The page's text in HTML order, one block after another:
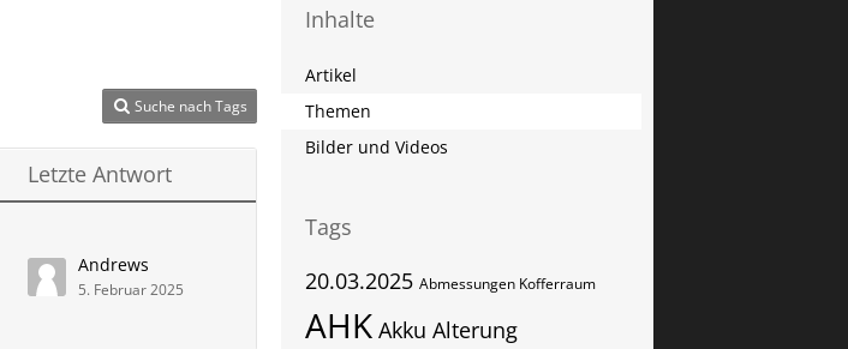
Suche nach Tags
Letzte Antwort
Andrews
5. Februar 2025
Inhalte
Artikel
Themen
Bilder und Videos
Tags
20.03.2025 Abmessungen Kofferraum
AHK Akku Alterung